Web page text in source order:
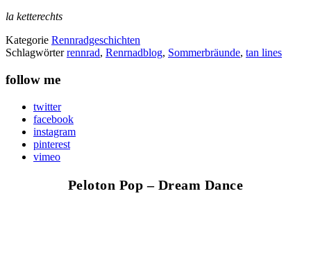
la ketterechts
Kategorie Rennradgeschichten
Schlagwörterrennrad, Renrnadblog, Sommerbräunde, tan lines
follow me
twitter
facebook
instagram
pinterest
vimeo
Peloton Pop – Dream Dance